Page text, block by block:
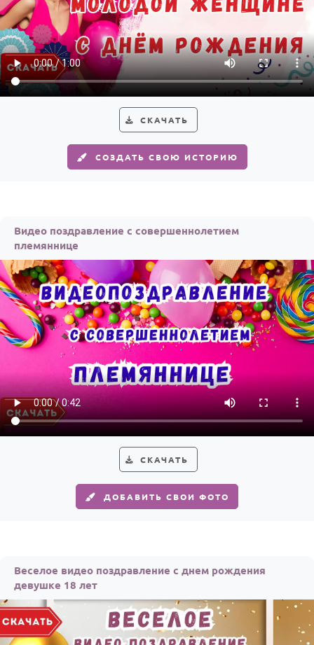
СКАЧАТЬ
СОЗДАТЬ СВОЮ ИСТОРИЮ
Видео поздравление с совершеннолетием
племяннице
СКАЧАТЬ
ДОБАВИТЬ СВОИ ФОТО
Веселое видео поздравление с днем рождения
девушке 18 лет